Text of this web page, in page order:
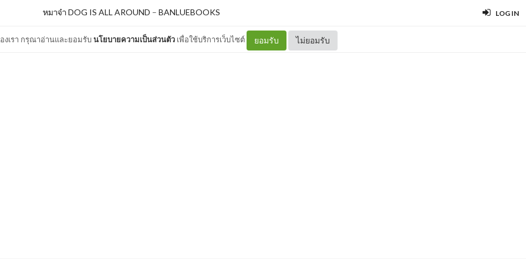
LOG IN
งเรา กรุณาอ่านและยอมรับนโยบายความเป็นส่วนตัว เพื่อใช้บริการเว็บไซต์ ยอมรับ ไม่ยอมรับ
หมาจ๋า DOG IS ALL AROUND – BANLUEBOOKS